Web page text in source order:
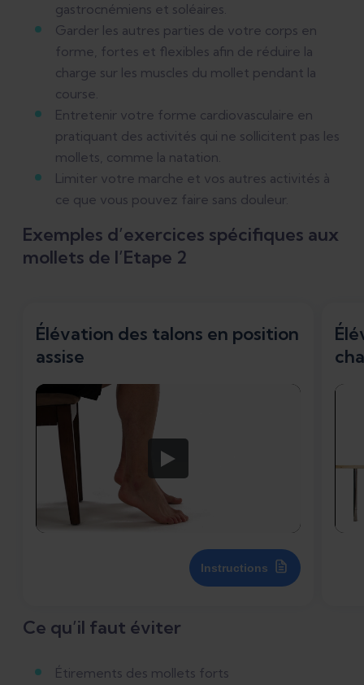
gastrocnémiens et soléaires.
Garder les autres parties de votre corps en
forme, fortes et flexibles afin de réduire la
charge sur les muscles du mollet pendant la
course.
Entretenir votre forme cardiovasculaire en
pratiquant des activités qui ne sollicitent pas les
mollets, comme la natation.
Limiter votre marche et vos autres activités à
ce que vous pouvez faire sans douleur.
Exemples d’exercices spécifiques aux
mollets de l’Etape 2
Élévation des talons en position
assise
Instructions
Ce qu’il faut éviter
Étirements des mollets forts